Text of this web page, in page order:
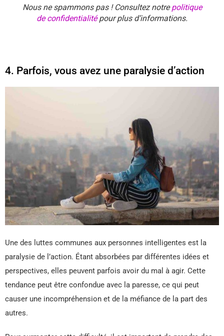
Nous ne spammons pas ! Consultez notrepolitique
de confidentialitépour plus d’informations.
4. Parfois, vous avez une paralysie d’action
Une des luttes communes aux personnes intelligentes est la
paralysie de l’action. Étant absorbées par différentes idées et
perspectives, elles peuvent parfois avoir du mal à agir. Cette
tendance peut être confondue avec la paresse, ce qui peut
causer une incompréhension et de la méfiance de la part des
autres.